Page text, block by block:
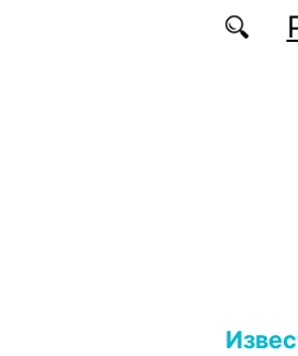
Перейти к основному